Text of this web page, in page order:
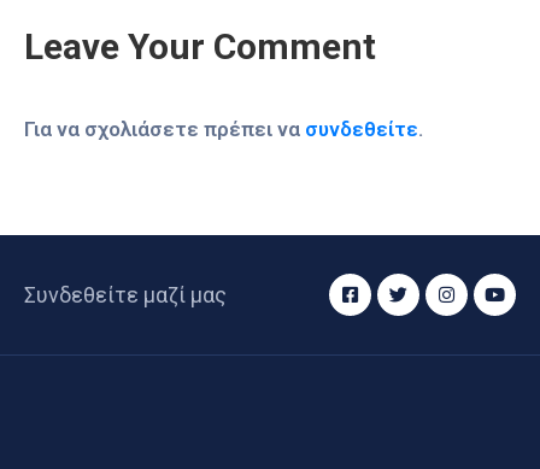
Leave Your Comment
Για να σχολιάσετε πρέπει να συνδεθείτε.
Συνδεθείτε μαζί μας